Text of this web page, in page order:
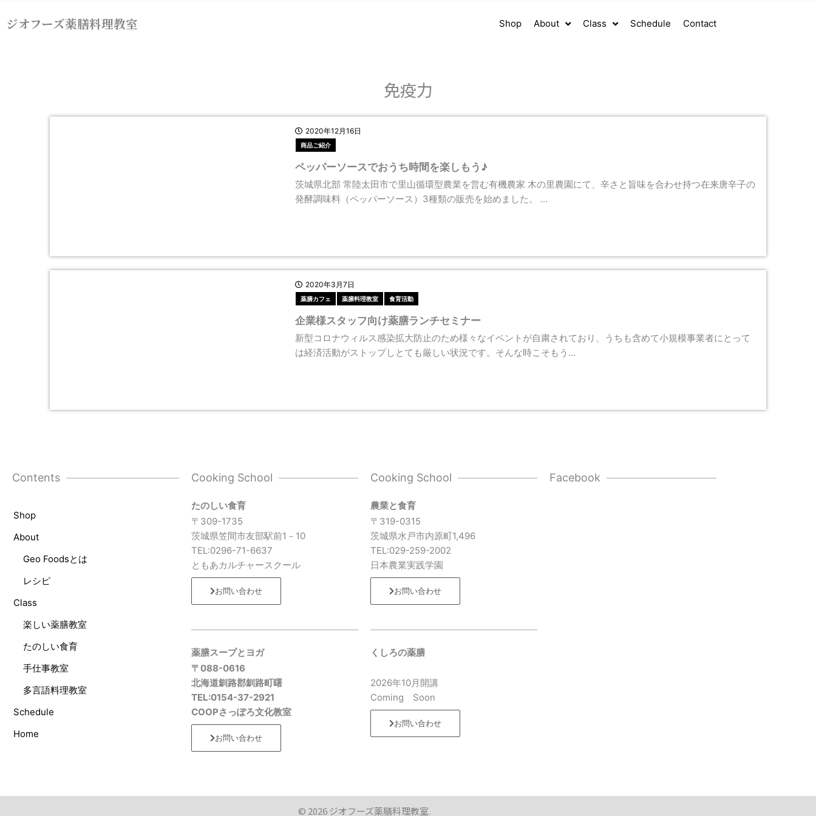
容ジオフーズ薬膳料理教室 Shop About Class Schedule Contact
免疫力
2020年12月16日
商品ご紹介
ペッパーソースでおうち時間を楽しもう♪
茨城県北部 常陸太田市で里山循環型農業を営む有機農家 木の里農園にて、辛さと旨味を合わせ持つ在来唐辛子の
発酵調味料（ペッパーソース）3種類の販売を始めました。 …
2020年3月7日
薬膳カフェ 薬膳料理教室 食育活動
企業様スタッフ向け薬膳ランチセミナー
新型コロナウィルス感染拡大防止のため様々なイベントが自粛されており、うちも含めて小規模事業者にとって
は経済活動がストップしとても厳しい状況です。そんな時こそもう…
Contents
Shop
About
Geo Foodsとは
レシピ
Class
楽しい薬膳教室
たのしい食育
手仕事教室
多言語料理教室
Schedule
Home
Cooking School
たのしい食育
〒309-1735
茨城県笠間市友部駅前1－10
TEL:0296-71-6637
ともあカルチャースクール
お問い合わせ
薬膳スープとヨガ
〒088-0616
北海道釧路郡釧路町曙
TEL:0154-37-2921
COOPさっぽろ文化教室
お問い合わせ
Cooking School
農業と食育
〒319-0315
茨城県水戸市内原町1,496
TEL:029-259-2002
日本農業実践学園
お問い合わせ
くしろの薬膳
2026年10月開講
Coming Soon
お問い合わせ
Facebook
© 2026 ジオフーズ薬膳料理教室.